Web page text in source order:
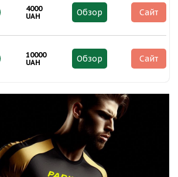
4000
UAH
Обзор Сайт
10000
UAH
Обзор Сайт